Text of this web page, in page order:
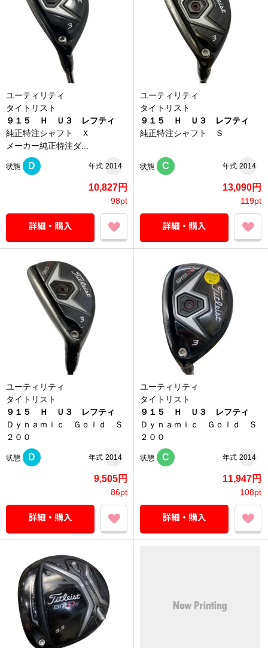
ユーティリティ
タイトリスト
９１５ Ｈ Ｕ３ レフティ
純正特注シャフト Ｘ
メーカー純正特注ダ...
状態 D 年式 2014
10,827円
98pt
ユーティリティ
タイトリスト
９１５ Ｈ Ｕ３ レフティ
純正特注シャフト Ｓ
状態 C 年式 2014
13,090円
119pt
ユーティリティ
タイトリスト
９１５ Ｈ Ｕ３ レフティ
Ｄｙｎａｍｉｃ Ｇｏｌｄ Ｓ
２００
状態 D 年式 2014
9,505円
86pt
ユーティリティ
タイトリスト
９１５ Ｈ Ｕ３ レフティ
Ｄｙｎａｍｉｃ Ｇｏｌｄ Ｓ
２００
状態 C 年式 2014
11,947円
108pt